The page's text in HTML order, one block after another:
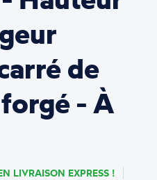
de
- À
LIVRAISON EXPRESS !